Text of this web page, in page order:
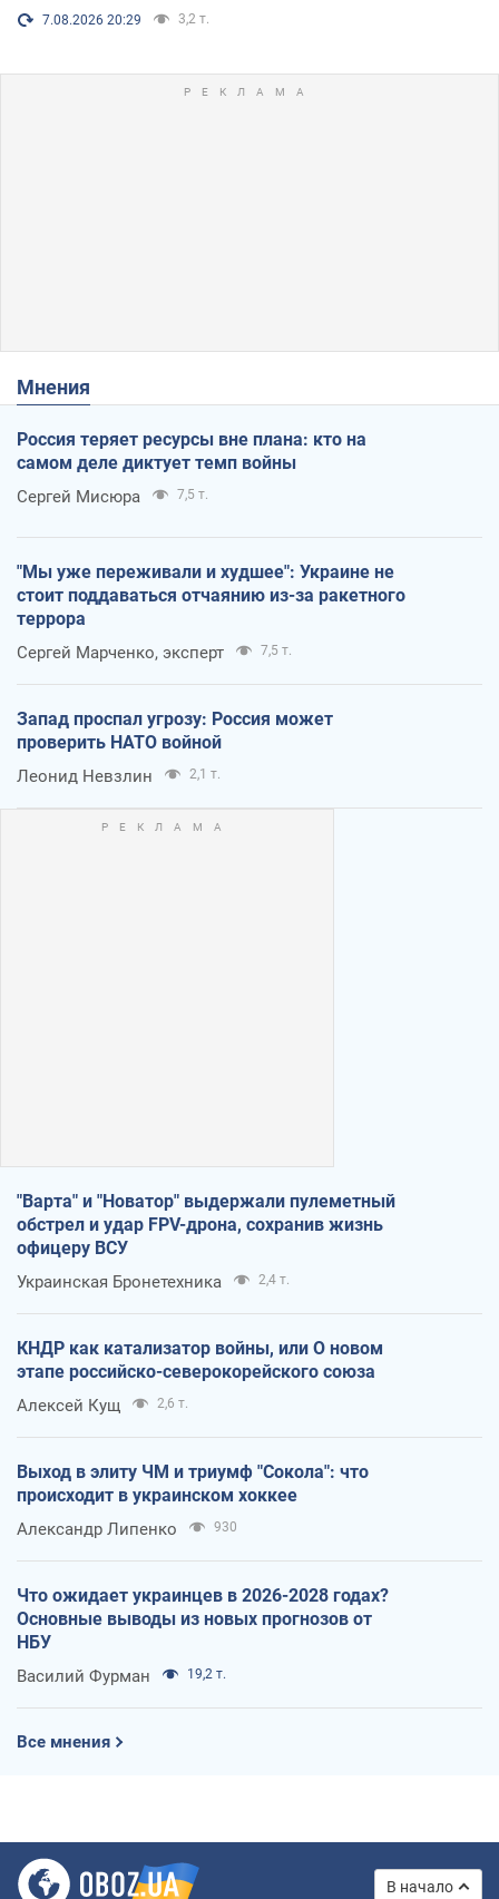
7.08.2026 20:29 3,2 т.
Мнения
Россия теряет ресурсы вне плана: кто на
самом деле диктует темп войны
Сергей Мисюра 7,5 т.
"Мы уже переживали и худшее": Украине не
стоит поддаваться отчаянию из-за ракетного
террора
Сергей Марченко, эксперт 7,5 т.
Запад проспал угрозу: Россия может
проверить НАТО войной
Леонид Невзлин 2,1 т.
"Варта" и "Новатор" выдержали пулеметный
обстрел и удар FPV-дрона, сохранив жизнь
офицеру ВСУ
Украинская Бронетехника 2,4 т.
КНДР как катализатор войны, или О новом
этапе российско-северокорейского союза
Алексей Кущ 2,6 т.
Выход в элиту ЧМ и триумф "Сокола": что
происходит в украинском хоккее
Александр Липенко 930
Что ожидает украинцев в 2026-2028 годах?
Основные выводы из новых прогнозов от
НБУ
Василий Фурман 19,2 т.
Все мнения
В начало